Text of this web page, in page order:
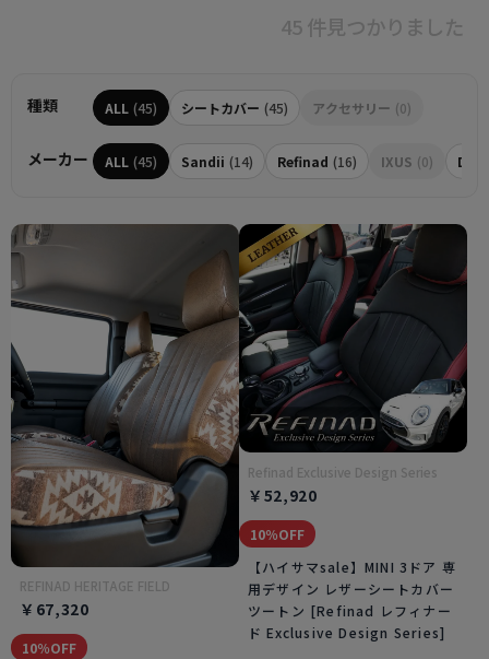
45 件見つかりました
種類 ALL (45) シートカバー (45) アクセサリー (0)
メーカー ALL (45) Sandii (14) Refinad (16) IXUS (0)
REFINAD HERITAGE FIELD
￥67,320
10％OFF
Refinad Exclusive Design Series
￥52,920
10％OFF
【ハイサマsale】MINI 3ドア 専
用デザイン レザーシートカバー
ツートン [Refinad レフィナー
ド Exclusive Design Series]